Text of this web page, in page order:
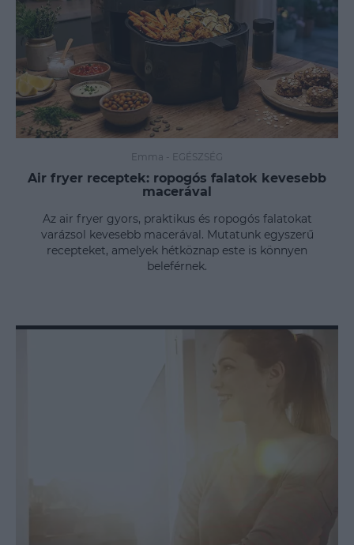
Emma - EGÉSZSÉG
Air fryer receptek: ropogós falatok kevesebb
macerával
Az air fryer gyors, praktikus és ropogós falatokat
varázsol kevesebb macerával. Mutatunk egyszerű
recepteket, amelyek hétköznap este is könnyen
beleférnek.